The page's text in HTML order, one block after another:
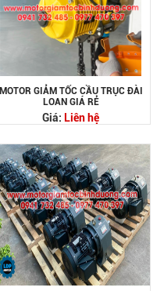
MOTOR GIẢM TỐC CẦU TRỤC ĐÀI
LOAN GIÁ RẺ
Giá: Liên hệ